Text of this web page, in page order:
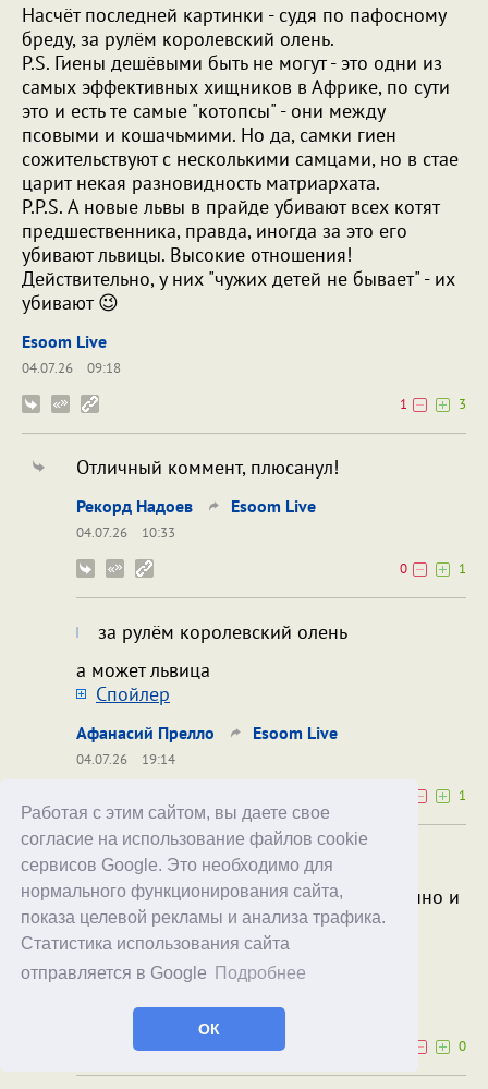
Работая с этим сайтом, вы даете свое
согласие на использование файлов cookie
сервисов Google. Это необходимо для
нормального функционирования сайта,
показа целевой рекламы и анализа трафика.
Статистика использования сайта
отправляется в Google
Подробнее
ОК
Насчёт последней картинки - судя по пафосному
бреду, за рулём королевский олень.
P.S. Гиены дешёвыми быть не могут - это одни из
самых эффективных хищников в Африке, по сути
это и есть те самые "котопсы" - они между
псовыми и кошачьмими. Но да, самки гиен
сожительствуют с несколькими самцами, но в стае
царит некая разновидность матриархата.
P.P.S. А новые львы в прайде убивают всех котят
предшественника, правда, иногда за это его
убивают львицы. Высокие отношения!
Действительно, у них "чужих детей не бывает" - их
убивают 😉
Esoom Live
04.07.26
09:18
1
3
Отличный коммент, плюсанул!
Рекорд Надоев Esoom Live
04.07.26
10:33
0
1
за рулём королевский олень
а может львица
Cпойлер
Афанасий Прелло Esoom Live
04.07.26
19:14
1
а может львица
Львица-многостаночница? Одновременно и
плечевая и водитель-дальнобойщик?
Cпойлер
Esoom Live Афанасий Прелло
20:05
0